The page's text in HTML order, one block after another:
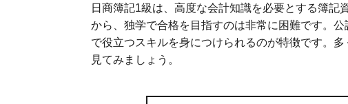
日商簿記1級は、高度な会計知識を必要とする簿記
から、独学で合格を目指すのは非常に困難です。
で役立つスキルを身につけられるのが特徴です。
見てみましょう。